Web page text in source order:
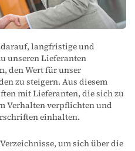
langfristige und
unseren Lieferanten
den Wert für unser
zu steigern. Aus diesem
mit Lieferanten, die sich zu
Verhalten verpflichten und
einhalten.
um sich über die